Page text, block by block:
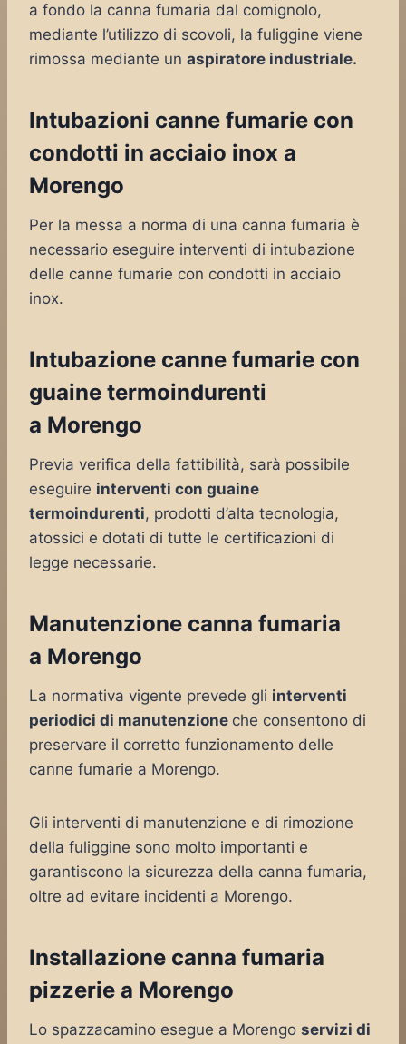
a fondo la canna fumaria dal comignolo,
mediante l’utilizzo di scovoli, la fuliggine viene
rimossa mediante un aspiratore industriale.
Intubazioni canne fumarie con
condotti in acciaio inox a
Morengo
Per la messa a norma di una canna fumaria è
necessario eseguire interventi di intubazione
delle canne fumarie con condotti in acciaio
inox.
Intubazione canne fumarie con
guaine termoindurenti
a Morengo
Previa verifica della fattibilità, sarà possibile
eseguire interventi con guaine
termoindurenti, prodotti d’alta tecnologia,
atossici e dotati di tutte le certificazioni di
legge necessarie.
Manutenzione canna fumaria
a Morengo
La normativa vigente prevede gli interventi
periodici di manutenzione che consentono di
preservare il corretto funzionamento delle
canne fumarie a Morengo.
Gli interventi di manutenzione e di rimozione
della fuliggine sono molto importanti e
garantiscono la sicurezza della canna fumaria,
oltre ad evitare incidenti a Morengo.
Installazione canna fumaria
pizzerie a Morengo
Lo spazzacamino esegue a Morengo servizi di